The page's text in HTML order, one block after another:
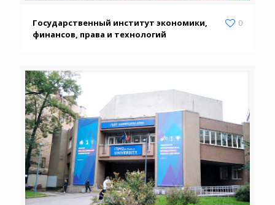
Государственный институт экономики,
финансов, права и технологий
0